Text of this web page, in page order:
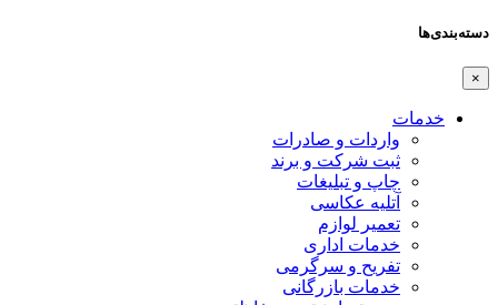
دسته‌بندی‌ها
×
خدمات
واردات و صادرات
ثبت شرکت و برند
چاپ و تبلیغات
آتلیه عکاسی
تعمیر لوازم
خدمات اداری
تفریح و سرگرمی
خدمات بازرگانی